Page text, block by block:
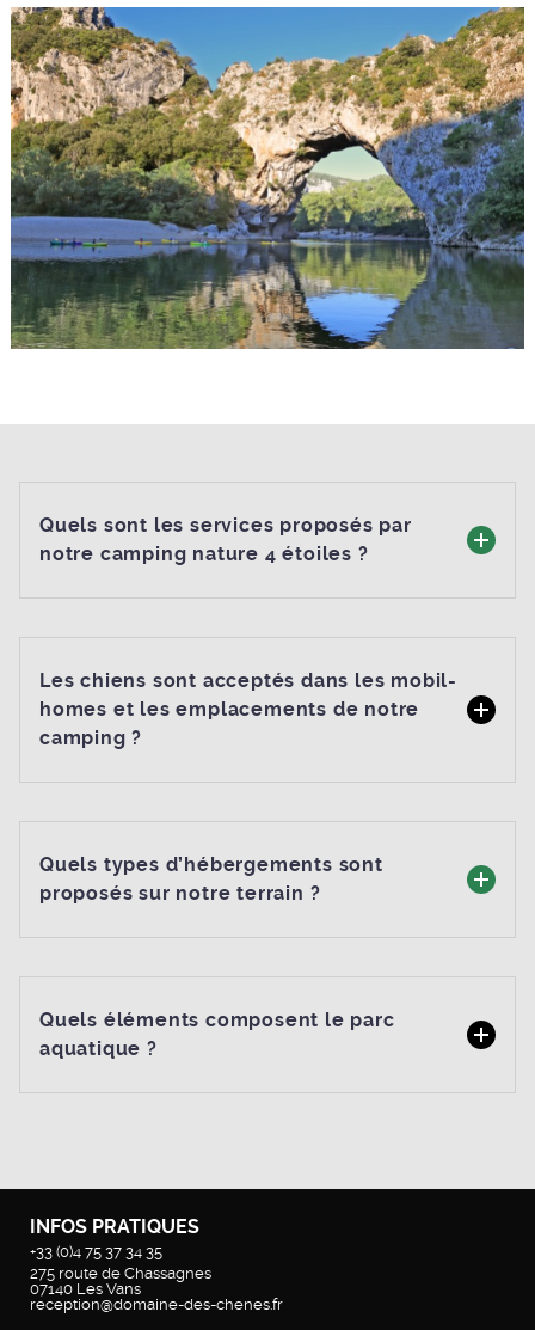
Quels sont les services proposés par
notre camping nature 4 étoiles ?
Les chiens sont acceptés dans les mobil-
homes et les emplacements de notre
camping ?
Quels types d’hébergements sont
proposés sur notre terrain ?
Quels éléments composent le parc
aquatique ?
INFOS PRATIQUES
+33 (0)4 75 37 34 35
275 route de Chassagnes
07140 Les Vans
reception@domaine-des-chenes.fr